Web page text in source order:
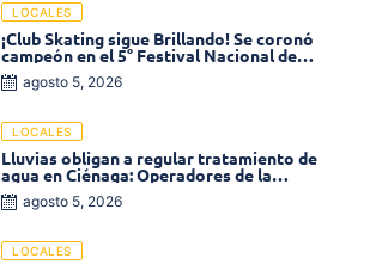
LOCALES
¡Club Skating sigue Brillando! Se coronó
campeón en el 5° Festival Nacional de
Patinaje «Soledad sobre Ruedas»
agosto 5, 2026
LOCALES
Lluvias obligan a regular tratamiento de
agua en Ciénaga: Operadores de la
Sierra anuncia baja presión en varios
sectores
agosto 5, 2026
LOCALES